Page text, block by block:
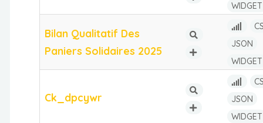
WIDGET
Bilan Qualitatif Des
Paniers Solidaires 2025
JSON
WIDGET
Ck_dpcywr
JSON
WIDGET